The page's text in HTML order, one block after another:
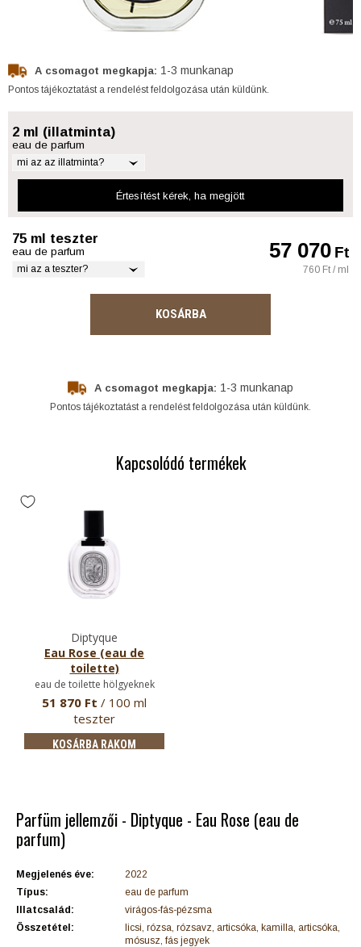
A csomagot megkapja: 1-3 munkanap
Pontos tájékoztatást a rendelést feldolgozása után küldünk.
2 ml (illatminta)
eau de parfum
mi az az illatminta?
Értesítést kérek , ha megjött
75 ml teszter
eau de parfum
mi az a teszter?
57 070Ft
760 Ft / ml
KOSÁRBA
A csomagot megkapja: 1-3 munkanap
Pontos tájékoztatást a rendelést feldolgozása után küldünk.
Kapcsolódó termékek
Diptyque
Eau Rose (eau de
toilette)
eau de toilette hölgyeknek
51 870 Ft / 100 ml
teszter
KOSÁRBA RAKOM
Parfüm jellemzői - Diptyque - Eau Rose (eau de
parfum)
Megjelenés éve:
2022
Típus:
eau de parfum
Illatcsalád:
virágos-fás-pézsma
Összetétel:
licsi, rózsa, rózsavz, articsóka, kamilla, articsóka,
mósusz, fás jegyek